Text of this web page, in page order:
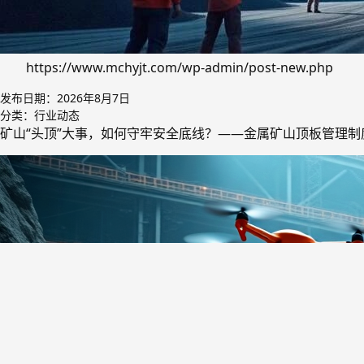
https://www.mchyjt.com/wp-admin/post-new.php
发布日期： 2026年8月7日
分类： 行业动态
矿山“头顶”大事，如何守牢安全底线？——金属矿山顶板管理制